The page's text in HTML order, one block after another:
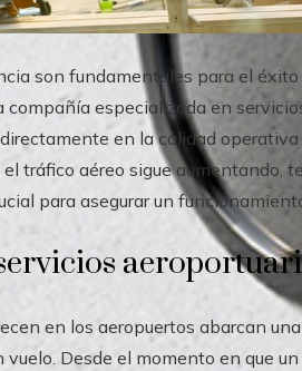
son fundamentales para el
especializada en
en la calidad
el tráfico aéreo sigue aumentando,
para asegurar un
en los aeropuertos abarcan
vuelo. Desde el momento en que